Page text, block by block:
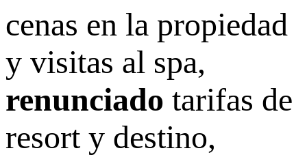
cenas en la propiedad
y visitas al spa,
renunciado tarifas de
resort y destino,